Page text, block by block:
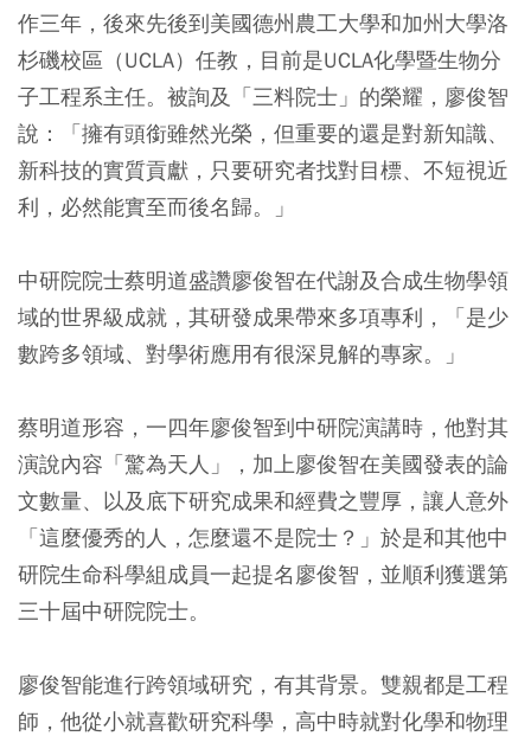
作三年，後來先後到美國德州農工大學和加州大學洛
杉磯校區（UCLA）任教，目前是UCLA化學暨生物分
子工程系主任。被詢及「三料院士」的榮耀，廖俊智
說：「擁有頭銜雖然光榮，但重要的還是對新知識、
新科技的實質貢獻，只要研究者找對目標、不短視近
利，必然能實至而後名歸。」
中研院院士蔡明道盛讚廖俊智在代謝及合成生物學領
域的世界級成就，其研發成果帶來多項專利，「是少
數跨多領域、對學術應用有很深見解的專家。」
蔡明道形容，一四年廖俊智到中研院演講時，他對其
演說內容「驚為天人」，加上廖俊智在美國發表的論
文數量、以及底下研究成果和經費之豐厚，讓人意外
「這麼優秀的人，怎麼還不是院士？」於是和其他中
研院生命科學組成員一起提名廖俊智，並順利獲選第
三十屆中研院院士。
廖俊智能進行跨領域研究，有其背景。雙親都是工程
師，他從小就喜歡研究科學，高中時就對化學和物理